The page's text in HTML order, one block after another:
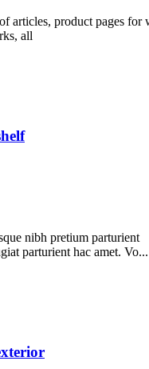
articles, product pages for
all
nibh pretium parturient
parturient hac amet. Vo...